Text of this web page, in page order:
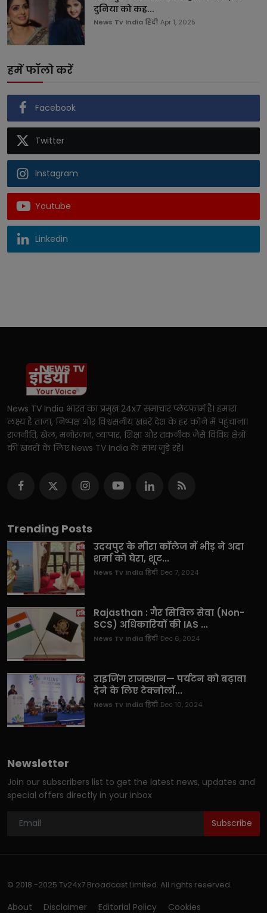
दुनिया को कह...
News Tv India हिंदी Apr 1, 2025
हमें फॉलो करें
Facebook
Twitter
Instagram
Youtube
Linkedin
News TV India भारत का प्रमुख 24x7 समाचार प्लेटफार्म है। हमारा
लक्ष्य है ताज़ा, निष्पक्ष और विश्वसनीय खबरें देश के हर कोने में पहुंचाना।
राजनीति, खेल, मनोरंजन, व्यापार, शिक्षा और तकनीक जैसे विविध क्षेत्रों
की खबरों के लिए News TV India के साथ जुड़े रहें।
Trending Posts
उदयपुर के मीरा कॉलेज में भीड़ ने अदा
शर्मा को घेरा, शूट...
News Tv India हिंदी Dec 7, 2024
Rajasthan : गैर सिविल सेवा (Non-
SCS) अधिकारियों की IAS ...
News Tv India हिंदी Dec 6, 2024
राइजिंग राजस्थान— पर्यटन को बढ़ावा
देने के लिए टेक्नोलॉ...
News Tv India हिंदी Dec 10, 2024
Newsletter
Join our subscribers list to get the latest news, updates and
special offers directly in your inbox
Subscribe
© 2018 -2025 Tv24x7 Broadcast Limited. All rights reserved.
About Disclaimer Editorial Policy Cookies